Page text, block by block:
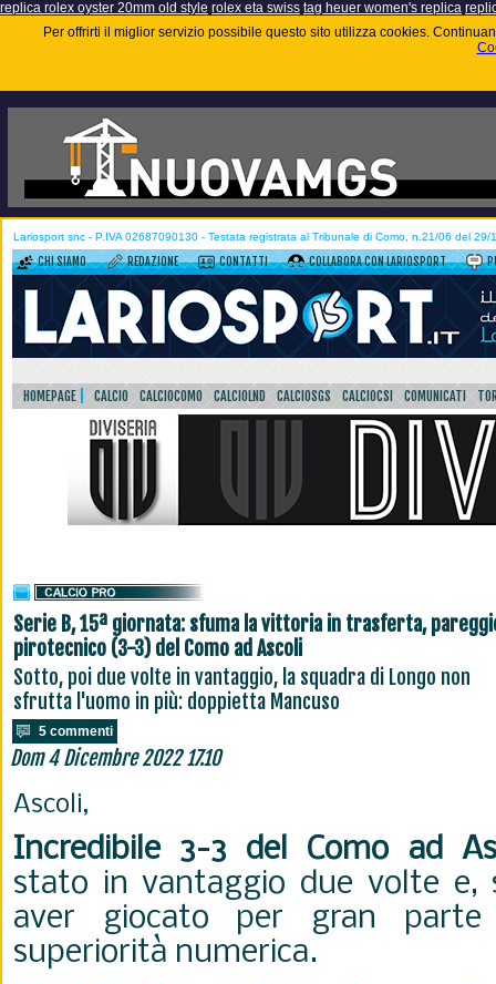
replica rolex oyster 20mm old style rolex eta swiss tag heuer women's replica
Per offrirti il miglior servizio possibile questo sito utilizza cookies.
Lariosport snc - P.IVA 02687090130 - Testata registrata al Tribunale di Como, n.21/06 del 29/
CHI SIAMO REDAZIONE CONTATTI COLLABORA CON LARIOSPORT
HOMEPAGE CALCIO CALCIOCOMO CALCIOLND CALCIOSGS CALCIOCSI COMUNICATI
Serie B, 15ª giornata: sfuma la vittoria in trasferta,
pirotecnico (3-3) del Como ad Ascoli
Sotto, poi due volte in vantaggio, la squadra di Longo non
sfrutta l'uomo in più: doppietta Mancuso
5 commenti
Dom 4 Dicembre 2022 17.10
Ascoli,
Incredibile 3-3 del Como ad
stato in vantaggio due volte e,
aver giocato per gran
superiorità numerica.